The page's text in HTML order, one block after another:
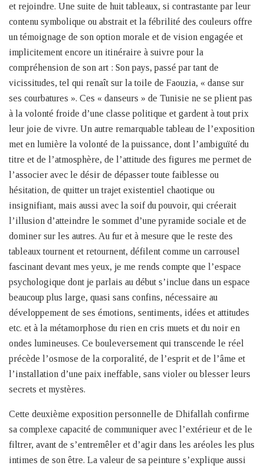
et rejoindre. Une suite de huit tableaux, si contrastante par leur
contenu symbolique ou abstrait et la fébrilité des couleurs offre
un témoignage de son option morale et de vision engagée et
implicitement encore un itinéraire à suivre pour la
compréhension de son art : Son pays, passé par tant de
vicissitudes, tel qui renaît sur la toile de Faouzia, « danse sur
ses courbatures ». Ces « danseurs » de Tunisie ne se plient pas
à la volonté froide d’une classe politique et gardent à tout prix
leur joie de vivre. Un autre remarquable tableau de l’exposition
met en lumière la volonté de la puissance, dont l’ambiguïté du
titre et de l’atmosphère, de l’attitude des figures me permet de
l’associer avec le désir de dépasser toute faiblesse ou
hésitation, de quitter un trajet existentiel chaotique ou
insignifiant, mais aussi avec la soif du pouvoir, qui créerait
l’illusion d’atteindre le sommet d’une pyramide sociale et de
dominer sur les autres. Au fur et à mesure que le reste des
tableaux tournent et retournent, défilent comme un carrousel
fascinant devant mes yeux, je me rends compte que l’espace
psychologique dont je parlais au début s’inclue dans un espace
beaucoup plus large, quasi sans confins, nécessaire au
développement de ses émotions, sentiments, idées et attitudes
etc. et à la métamorphose du rien en cris muets et du noir en
ondes lumineuses. Ce bouleversement qui transcende le réel
précède l’osmose de la corporalité, de l’esprit et de l’âme et
l’installation d’une paix ineffable, sans violer ou blesser leurs
secrets et mystères.
Cette deuxième exposition personnelle de Dhifallah confirme
sa complexe capacité de communiquer avec l’extérieur et de le
filtrer, avant de s’entremêler et d’agir dans les aréoles les plus
intimes de son être. La valeur de sa peinture s’explique aussi